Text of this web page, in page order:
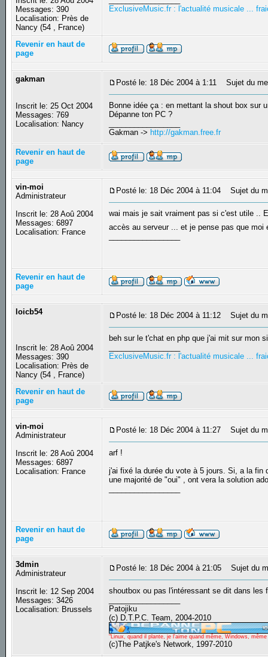
Messages: 390
Localisation: Près de
Nancy (54 , France)
ExclusiveMusic.fr : l'actualité musicale ...
Revenir en haut de
page
gakman
Inscrit le: 25 Oct 2004
Messages: 769
Localisation: Nancy
Posté le: 18 Déc 2004 à 1:11 Sujet du
Bonne idée ça : en mettant la shout box sur
Dépanne ton PC ?
Gakman -> http://gakman.free.fr
Revenir en haut de
page
vin-moi
Administrateur
Inscrit le: 28 Aoû 2004
Messages: 6897
Localisation: France
Posté le: 18 Déc 2004 à 11:04 Sujet du
wai mais je sait vraiment pas si c'est utile ..
accès au serveur ... et je pense pas que
Revenir en haut de
page
loicb54
Inscrit le: 28 Aoû 2004
Messages: 390
Localisation: Près de
Nancy (54 , France)
Posté le: 18 Déc 2004 à 11:12 Sujet du
beh sur le t'chat en php que j'ai mit sur mon
ExclusiveMusic.fr : l'actualité musicale ...
Revenir en haut de
page
vin-moi
Administrateur
Inscrit le: 28 Aoû 2004
Messages: 6897
Localisation: France
Posté le: 18 Déc 2004 à 11:27 Sujet du
arf !
j'ai fixé la durée du vote à 5 jours. Si, a la
une majorité de "oui" , ont vera la solution
Revenir en haut de
page
3dmin
Administrateur
Inscrit le: 12 Sep 2004
Messages: 3426
Localisation: Brussels
Posté le: 18 Déc 2004 à 21:05 Sujet du
shoutbox ou pas l'intéressant se dit dans les
Patojiku
(c) D.T.P.C. Team, 2004-2010
"Linux, quand il plante, je l'aime quand même, Windows,
(c)The Patjke's Network, 1997-2010